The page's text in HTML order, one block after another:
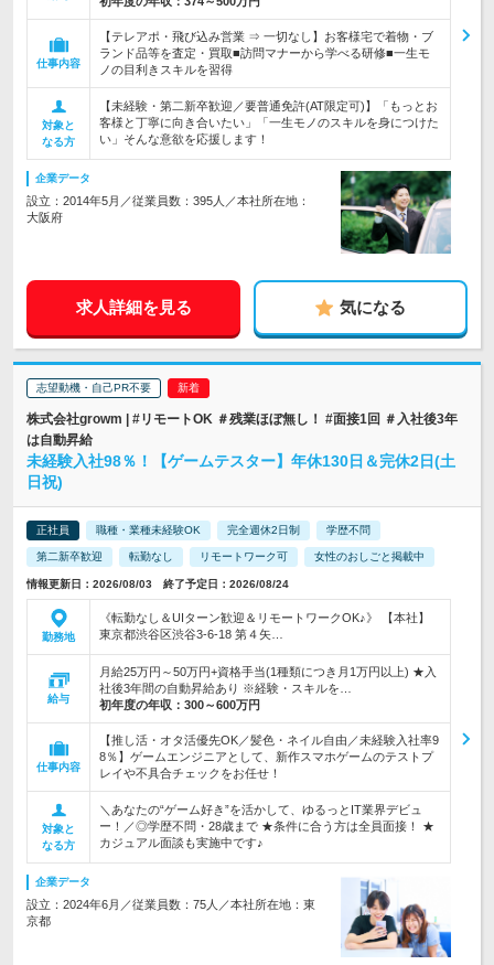
仕事内容
【テレアポ・飛び込み営業 ⇒ 一切なし】お客様宅で着物・ブ
ランド品等を査定・買取■訪問マナーから学べる研修■一生モ
ノの目利きスキルを習得
対象と
なる方
【未経験・第二新卒歓迎／要普通免許(AT限定可)】「もっとお
客様と丁寧に向き合いたい」「一生モノのスキルを身につけた
い」そんな意欲を応援します！
企業データ
設立：2014年5月／従業員数：395人／本社所在地：
大阪府
求人詳細を見る 気になる
志望動機・自己PR不要
株式会社growm | #リモートOK ＃残業ほぼ無し！ #面接1回 ＃入社後3年
は自動昇給
未経験入社98％！【ゲームテスター】年休130日＆完休2日(土
日祝)
正社員 職種・業種未経験OK 完全週休2日制 学歴不問
第二新卒歓迎 転勤なし リモートワーク可 女性のおしごと掲載中
情報更新日：2026/08/03 終了予定日：2026/08/24
勤務地
《転勤なし＆UIターン歓迎＆リモートワークOK♪》 【本社】
東京都渋谷区渋谷3-6-18 第４矢…
給与
月給25万円～50万円+資格手当(1種類につき月1万円以上) ★入
社後3年間の自動昇給あり ※経験・スキルを…
初年度の年収： 300～600万円
仕事内容
【推し活・オタ活優先OK／髪色・ネイル自由／未経験入社率9
8％】ゲームエンジニアとして、新作スマホゲームのテストプ
レイや不具合チェックをお任せ！
対象と
なる方
＼あなたの“ゲーム好き”を活かして、ゆるっとIT業界デビュ
ー！／◎学歴不問・28歳まで ★条件に合う方は全員面接！ ★
カジュアル面談も実施中です♪
企業データ
設立：2024年6月／従業員数：75人／本社所在地：東
京都